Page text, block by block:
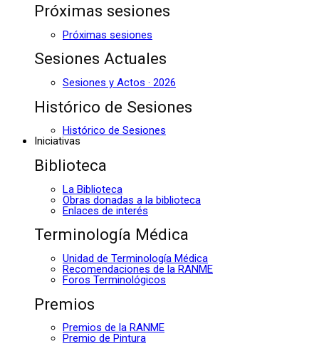
Próximas sesiones
Próximas sesiones
Sesiones Actuales
Sesiones y Actos · 2026
Histórico de Sesiones
Histórico de Sesiones
Iniciativas
Biblioteca
La Biblioteca
Obras donadas a la biblioteca
Enlaces de interés
Terminología Médica
Unidad de Terminología Médica
Recomendaciones de la RANME
Foros Terminológicos
Premios
Premios de la RANME
Premio de Pintura